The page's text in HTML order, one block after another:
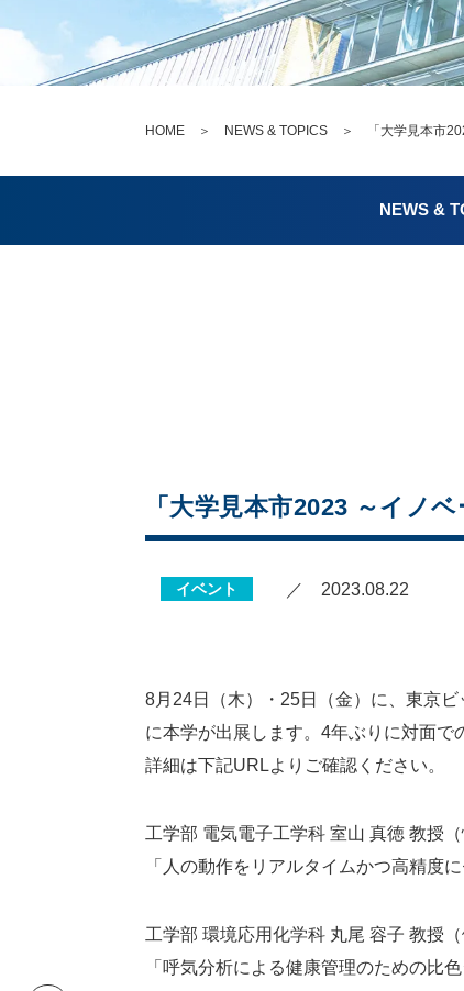
HOME ＞ NEWS & TOPICS ＞ 「大学見本市
NEWS &
「大学見本市2023 ～イノ
イベント ／ 2023.08.22
8月24日（木）・25日（金）に、東京
に本学が出展します。4年ぶりに対面で
詳細は下記URLよりご確認ください。
工学部 電気電子工学科 室山 真徳 教授（
「人の動作をリアルタイムかつ高精度
工学部 環境応用化学科 丸尾 容子 教授（
「呼気分析による健康管理のための比色